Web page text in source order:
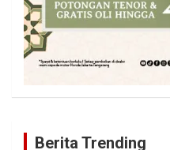
Berita Trending